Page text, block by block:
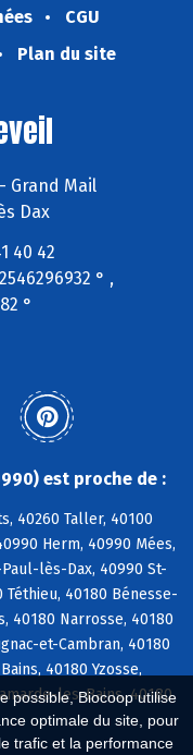
possible, Biocoop utilise
optimale du site, pour
trafic et la performance
CGU
Plan du site
Grand Mail
Dax
40 42
° ,
°
est proche de :
40260 Taller, 40100
Herm, 40990 Mées,
lès-Dax, 40990 St-
40180 Bénesse-
40180 Narrosse, 40180
et-Cambran, 40180
40180 Yzosse,
les-Bains, 40180